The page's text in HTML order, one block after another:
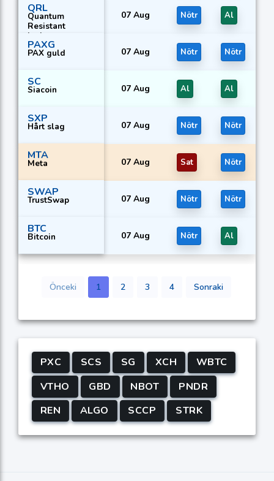
QRL
Quantum
Resistant
Ledger
07 Aug Nötr Al
PAXG
PAX guld 07 Aug Nötr Nötr
SC
Siacoin 07 Aug Al Al
SXP
Hårt slag 07 Aug Nötr Nötr
MTA
Meta 07 Aug Sat Nötr
SWAP
TrustSwap 07 Aug Nötr Nötr
BTC
Bitcoin 07 Aug Nötr Al
Önceki 1 2 3 4 Sonraki
PXC SCS SG XCH
WBTC
VTHO
GBD NBOT
PNDR
REN
ALGO SCCP STRK